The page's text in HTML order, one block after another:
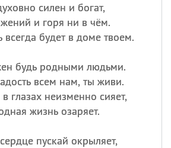
силен и богат,
и горя ни в чём.
всегда будет в доме твоем.
будь родными людьми.
всем нам, ты живи.
в глазах неизменно сияет,
жизнь озаряет.
пускай окрыляет,